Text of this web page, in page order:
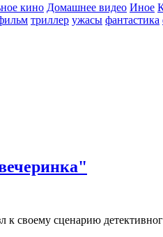
кино Домашнее видео Иное
триллер ужасы фантастика
к своему сценарию